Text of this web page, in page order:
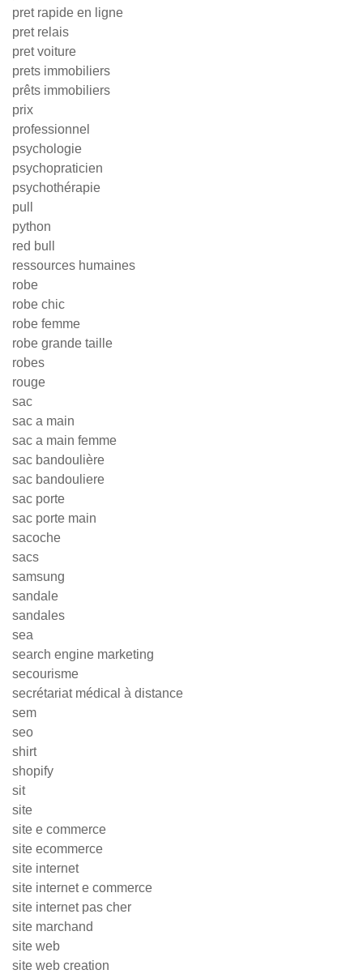
pret rapide en ligne
pret relais
pret voiture
prets immobiliers
prêts immobiliers
prix
professionnel
psychologie
psychopraticien
psychothérapie
pull
python
red bull
ressources humaines
robe
robe chic
robe femme
robe grande taille
robes
rouge
sac
sac a main
sac a main femme
sac bandoulière
sac bandouliere
sac porte
sac porte main
sacoche
sacs
samsung
sandale
sandales
sea
search engine marketing
secourisme
secrétariat médical à distance
sem
seo
shirt
shopify
sit
site
site e commerce
site ecommerce
site internet
site internet e commerce
site internet pas cher
site marchand
site web
site web creation